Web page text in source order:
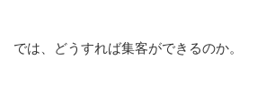
では、どうすれば集客ができるのか。